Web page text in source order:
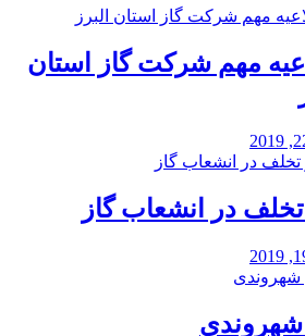
مهم شرکت گاز استان
در انشعاب گاز
شهروندی